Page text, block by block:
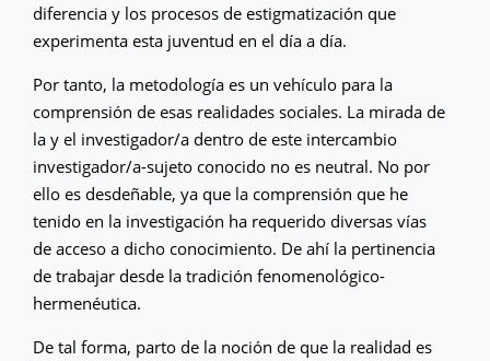
diferencia y los procesos de estigmatización que
experimenta esta juventud en el día a día.
Por tanto, la metodología es un vehículo para la
comprensión de esas realidades sociales. La mirada de
la y el investigador/a dentro de este intercambio
investigador/a-sujeto conocido no es neutral. No por
ello es desdeñable, ya que la comprensión que he
tenido en la investigación ha requerido diversas vías
de acceso a dicho conocimiento. De ahí la pertinencia
de trabajar desde la tradición fenomenológico-
hermenéutica.
De tal forma, parto de la noción de que la realidad es